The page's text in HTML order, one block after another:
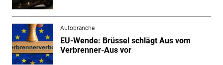
Autobranche
EU-Wende: Brüssel schlägt Aus vom
Verbrenner-Aus vor